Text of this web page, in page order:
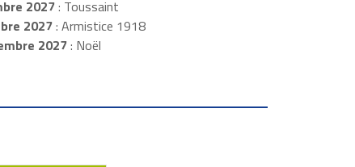
2027: Toussaint
2027: Armistice 1918
2027: Noël